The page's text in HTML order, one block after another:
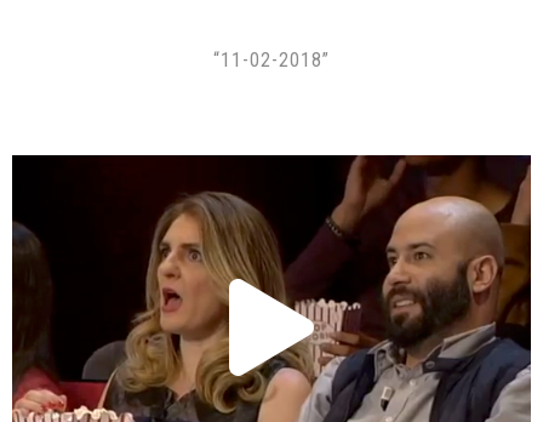
“11-02-2018”